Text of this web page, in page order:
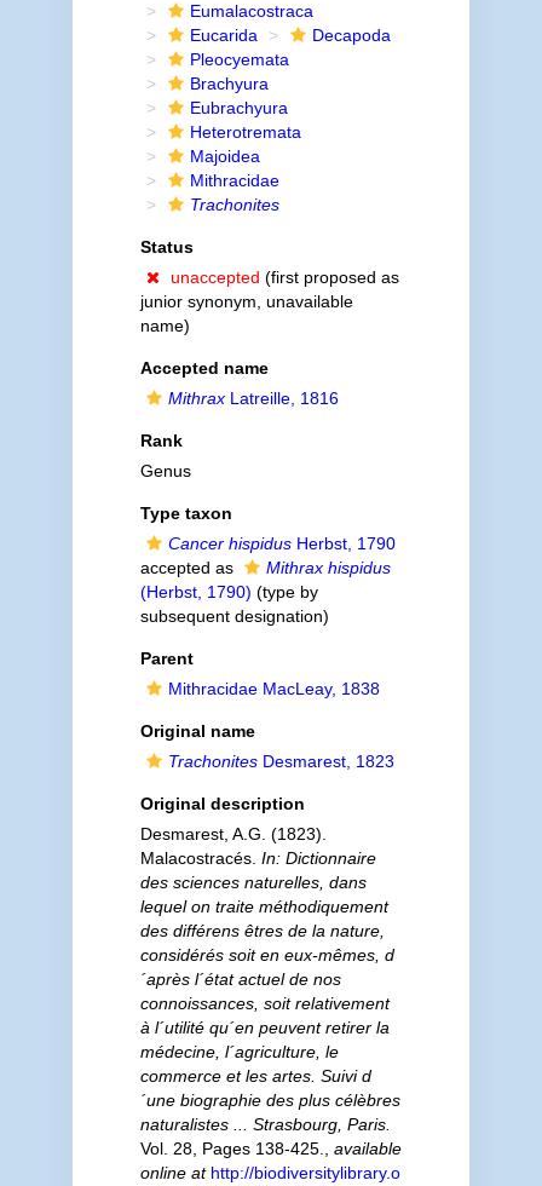
Eumalacostraca
Eucarida
Decapoda
Pleocyemata
Brachyura
Eubrachyura
Heterotremata
Majoidea
Mithracidae
Trachonites
Status
unaccepted (first proposed as
junior synonym, unavailable
name)
Accepted name
MithraxLatreille, 1816
Rank
Genus
Type taxon
Cancer hispidusHerbst, 1790
accepted as
Mithrax hispidus
(Herbst, 1790) (type by
subsequent designation)
Parent
Mithracidae MacLeay, 1838
Original name
TrachonitesDesmarest, 1823
Original description
Desmarest, A.G. (1823).
Malacostracés. In: Dictionnaire
des sciences naturelles, dans
lequel on traite méthodiquement
des différens êtres de la nature,
considérés soit en eux-mêmes, d
´après l´état actuel de nos
connoissances, soit relativement
à l´utilité qu´en peuvent retirer la
médecine, l´agriculture, le
commerce et les artes. Suivi d
´une biographie des plus célèbres
naturalistes ... Strasbourg, Paris.
Vol. 28, Pages 138-425.
available
online at http://biodiversitylibrary.o